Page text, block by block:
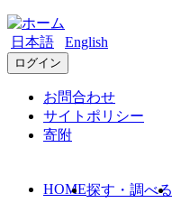
日本語 English
ログイン
お問合わせ
サイトポリシー
寄附
HOME探す・調べる